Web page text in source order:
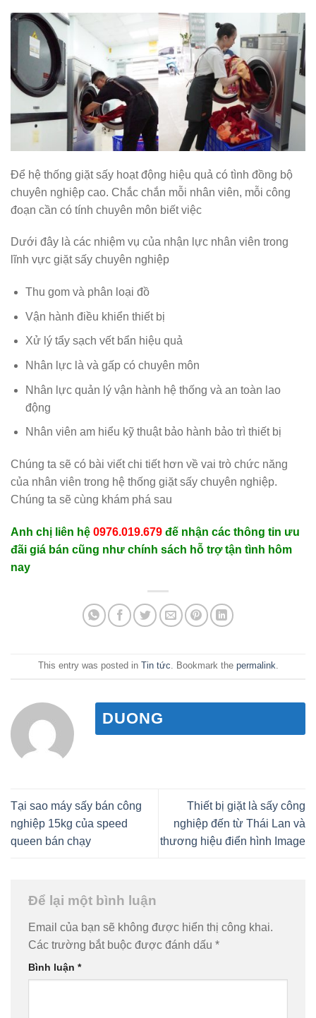
Để hệ thống giặt sấy hoạt động hiệu quả có tình đồng bộ
chuyên nghiệp cao. Chắc chắn mỗi nhân viên, mỗi công
đoạn cần có tính chuyên môn biết việc
Dưới đây là các nhiệm vụ của nhận lực nhân viên trong
lĩnh vực giặt sấy chuyên nghiệp
Thu gom và phân loại đồ
Vận hành điều khiển thiết bị
Xử lý tẩy sạch vết bẩn hiệu quả
Nhân lực là và gấp có chuyên môn
Nhân lực quản lý vận hành hệ thống và an toàn lao
động
Nhân viên am hiểu kỹ thuật bảo hành bảo trì thiết bị
Chúng ta sẽ có bài viết chi tiết hơn về vai trò chức năng
của nhân viên trong hệ thống giặt sấy chuyên nghiệp.
Chúng ta sẽ cùng khám phá sau
Anh chị liên hệ 0976.019.679 đế nhận các thông tin ưu
đãi giá bán cũng như chính sách hỗ trợ tận tình hôm
nay
This entry was posted in Tin tức. Bookmark the permalink.
DUONG
Tại sao máy sấy bán công
nghiệp 15kg của speed
queen bán chạy
Thiết bị giặt là sấy công
nghiệp đến từ Thái Lan và
thương hiệu điển hình Image
Để lại một bình luận
Email của bạn sẽ không được hiển thị công khai.
Các trường bắt buộc được đánh dấu *
Bình luận *